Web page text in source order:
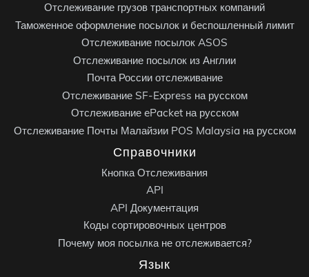
Отслеживание грузов транспортных компаний
Таможенное оформление посылок и беспошленный лимит
Отслеживание посылок ASOS
Отслеживание посылок из Англии
Почта России отслеживание
Отслеживание SF-Express на русском
Отслеживание ePacket на русском
Отслеживание Почты Малайзии POS Malaysia на русском
Справочники
Кнопка Отслеживания
API
API Документация
Коды сортировочных центров
Почему моя посылка не отслеживается?
Язык